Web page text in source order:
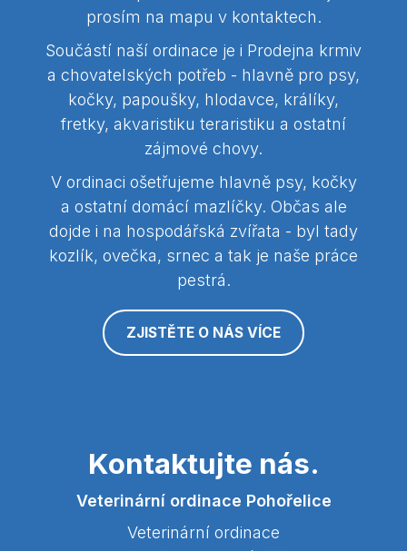
prosím na mapu v kontaktech.
Součástí naší ordinace je i Prodejna krmiv
a chovatelských potřeb - hlavně pro psy,
kočky, papoušky, hlodavce, králíky,
fretky, akvaristiku teraristiku a ostatní
zájmové chovy.
V ordinaci ošetřujeme hlavně psy, kočky
a ostatní domácí mazlíčky. Občas ale
dojde i na hospodářská zvířata - byl tady
kozlík, ovečka, srnec a tak je naše práce
pestrá.
ZJISTĚTE O NÁS VÍCE
Kontaktujte nás.
Veterinární ordinace Pohořelice
Veterinární ordinace